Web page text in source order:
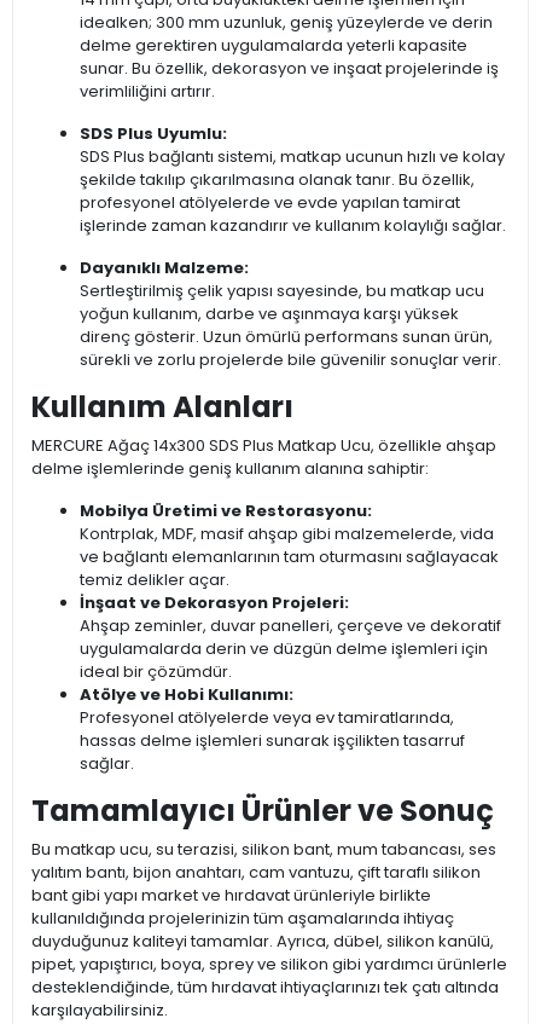
idealken; 300 mm uzunluk, geniş yüzeylerde ve derin
delme gerektiren uygulamalarda yeterli kapasite
sunar. Bu özellik, dekorasyon ve inşaat projelerinde iş
verimliliğini artırır.
SDS Plus Uyumlu:
SDS Plus bağlantı sistemi, matkap ucunun hızlı ve kolay
şekilde takılıp çıkarılmasına olanak tanır. Bu özellik,
profesyonel atölyelerde ve evde yapılan tamirat
işlerinde zaman kazandırır ve kullanım kolaylığı sağlar.
Dayanıklı Malzeme:
Sertleştirilmiş çelik yapısı sayesinde, bu matkap ucu
yoğun kullanım, darbe ve aşınmaya karşı yüksek
direnç gösterir. Uzun ömürlü performans sunan ürün,
sürekli ve zorlu projelerde bile güvenilir sonuçlar verir.
Kullanım Alanları
MERCURE Ağaç 14x300 SDS Plus Matkap Ucu, özellikle ahşap
delme işlemlerinde geniş kullanım alanına sahiptir:
Mobilya Üretimi ve Restorasyonu:
Kontrplak, MDF, masif ahşap gibi malzemelerde, vida
ve bağlantı elemanlarının tam oturmasını sağlayacak
temiz delikler açar.
İnşaat ve Dekorasyon Projeleri:
Ahşap zeminler, duvar panelleri, çerçeve ve dekoratif
uygulamalarda derin ve düzgün delme işlemleri için
ideal bir çözümdür.
Atölye ve Hobi Kullanımı:
Profesyonel atölyelerde veya ev tamiratlarında,
hassas delme işlemleri sunarak işçilikten tasarruf
sağlar.
Tamamlayıcı Ürünler ve Sonuç
Bu matkap ucu, su terazisi, silikon bant, mum tabancası, ses
yalıtım bantı, bijon anahtarı, cam vantuzu, çift taraflı silikon
bant gibi yapı market ve hırdavat ürünleriyle birlikte
kullanıldığında projelerinizin tüm aşamalarında ihtiyaç
duyduğunuz kaliteyi tamamlar. Ayrıca, dübel, silikon kanülü,
pipet, yapıştırıcı, boya, sprey ve silikon gibi yardımcı ürünlerle
desteklendiğinde, tüm hırdavat ihtiyaçlarınızı tek çatı altında
karşılayabilirsiniz.